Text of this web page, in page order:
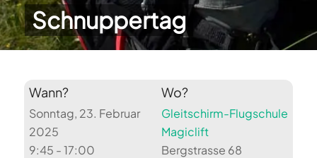
Schnuppertag
Wann?
Sonntag, 23. Februar
2025
9:45 - 17:00
Wo?
Gleitschirm-Flugschule
Magiclift
Bergstrasse 68